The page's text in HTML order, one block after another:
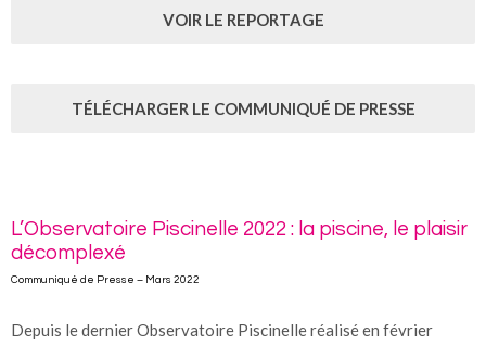
VOIR LE REPORTAGE
TÉLÉCHARGER LE COMMUNIQUÉ DE PRESSE
L’Observatoire Piscinelle 2022 : la piscine, le plaisir
décomplexé
Communiqué de Presse – Mars 2022
Depuis le dernier Observatoire Piscinelle réalisé en février